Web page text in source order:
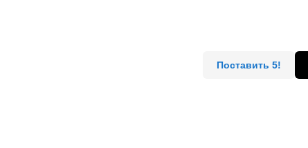
Поставить 5!